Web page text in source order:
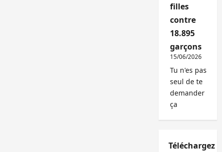
filles
contre
18.895
garçons
15/06/2026
Tu n'es pas
seul de te
demander
ça
Téléchargez